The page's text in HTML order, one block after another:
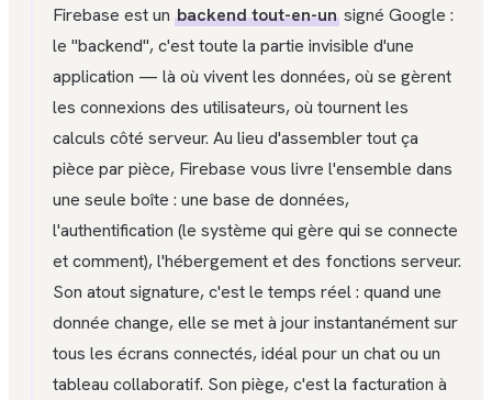
Firebase est un backend tout-en-un signé Google :
le "backend", c'est toute la partie invisible d'une
application — là où vivent les données, où se gèrent
les connexions des utilisateurs, où tournent les
calculs côté serveur. Au lieu d'assembler tout ça
pièce par pièce, Firebase vous livre l'ensemble dans
une seule boîte : une base de données,
l'authentification (le système qui gère qui se connecte
et comment), l'hébergement et des fonctions serveur.
Son atout signature, c'est le temps réel : quand une
donnée change, elle se met à jour instantanément sur
tous les écrans connectés, idéal pour un chat ou un
tableau collaboratif. Son piège, c'est la facturation à